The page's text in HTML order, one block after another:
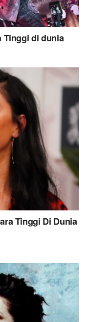
Tinggi di dunia
Tinggi Di Dunia